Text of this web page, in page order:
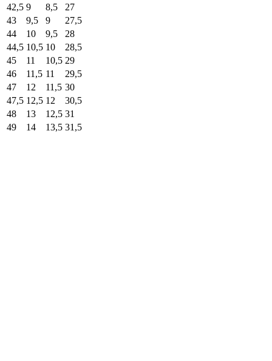
42,5 9 8,5
27
43
9,5 9
27,5
44
10 9,5
28
44,5 10,5 10
28,5
45
11 10,5 29
46
11,5 11
29,5
47
12 11,5 30
47,5 12,5 12
30,5
48
13 12,5 31
49
14 13,5 31,5